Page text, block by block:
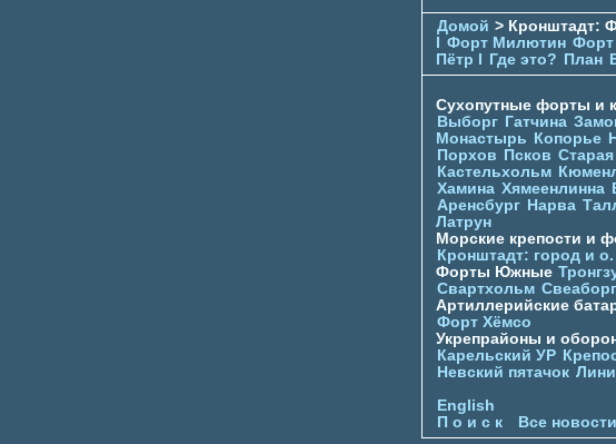
Домой > Кронштадт:
Форт Милютин Форт
Пётр I
Где это? План
Сухопутные форты и
Выборг Гатчина
Монастырь
Копорье
Порхов
Псков
Кастельхольм
Хамина Хямеенлинна
Аренсбург Нарва
Латрун
Морские крепости и
Кронштадт: город и
Форты Южные
Свартхольм Свеаборг
Артиллерийские
Форт Хёмсо
Укрепрайоны и
Карельский УР
Невский пятачок
English
П о и с к
Все новости